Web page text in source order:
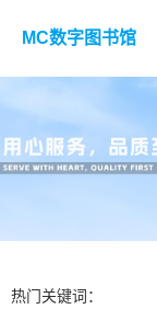
MC数字图书馆
热门关键词：